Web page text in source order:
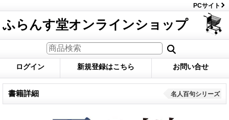
PCサイト
ふらんす堂オンラインショップ
ログイン 新規登録はこちら お問い合せ
書籍詳細 名人百句シリーズ